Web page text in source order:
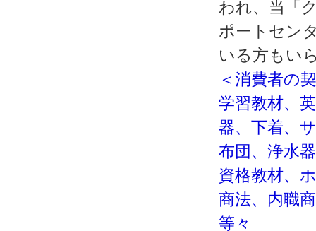
われ、当「
ポートセン
いる方もい
＜消費者の
学習教材、
器、下着、
布団、浄水
資格教材、
商法、内職
等々